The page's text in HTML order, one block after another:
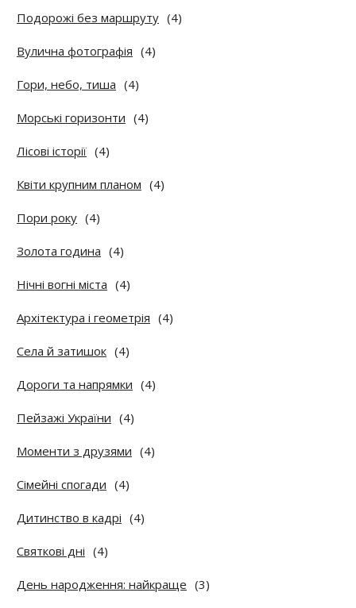
Подорожі без маршруту (4)
Вулична фотографія (4)
Гори, небо, тиша (4)
Морські горизонти (4)
Лісові історії (4)
Квіти крупним планом (4)
Пори року (4)
Золота година (4)
Нічні вогні міста (4)
Архітектура і геометрія (4)
Села й затишок (4)
Дороги та напрямки (4)
Пейзажі України (4)
Моменти з друзями (4)
Сімейні спогади (4)
Дитинство в кадрі (4)
Святкові дні (4)
День народження: найкраще (3)